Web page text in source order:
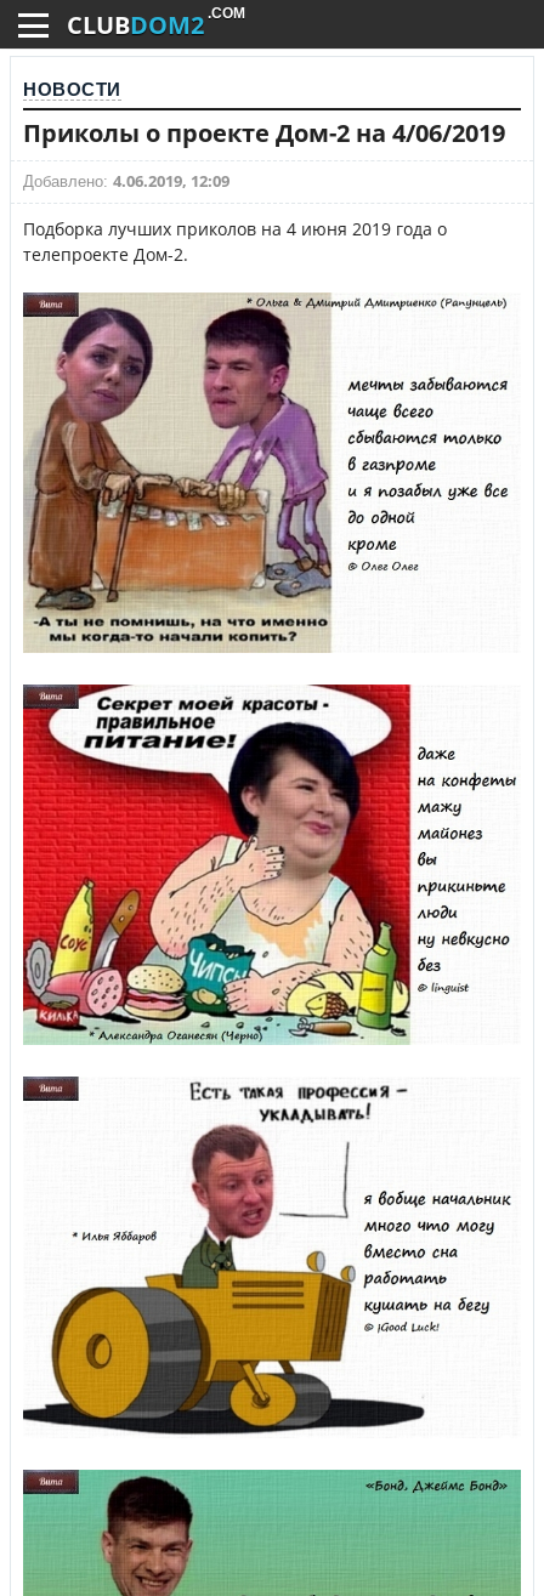
CLUBDOM2 .COM
НОВОСТИ
Приколы о проекте Дом-2 на 4/06/2019
Добавлено: 4.06.2019, 12:09
Подборка лучших приколов на 4 июня 2019 года о
телепроекте Дом-2.